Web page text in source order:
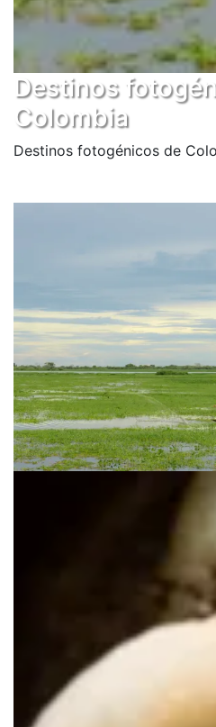
Destinos
Colombia
Destinos fotogénicos de